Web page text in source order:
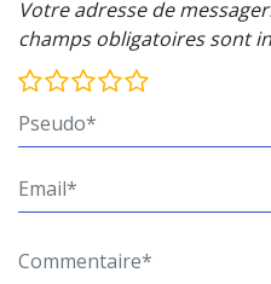
Votre adresse de
champs obligatoires sont